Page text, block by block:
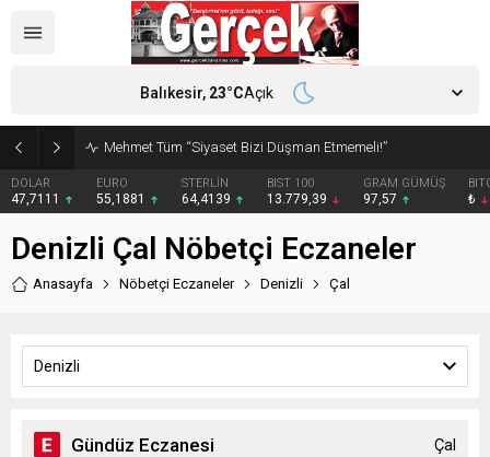
Mehmet Tüm “Siyaset Bizi Düşman Etmemeli!”
DOLAR
47,7111
EURO
55,1881
STERLİN
64,4139
BIST 100
13.779,39
GRAM GÜMÜŞ
97,57 ₺
Balıkesir, 23°CAçık
Denizli Çal Nöbetçi Eczaneler
Anasayfa Nöbetçi Eczaneler Denizli Çal
Denizli
Gündüz Eczanesi Çal